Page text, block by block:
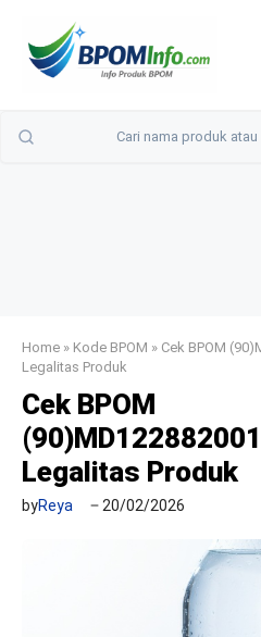
Home » Kode BPOM » Cek BPOM
Legalitas Produk
Cek BPOM
Legalitas Produk
byReya 20/02/2026